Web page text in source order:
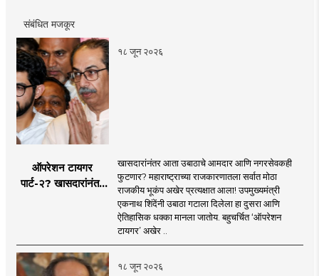
संबंधित मजकूर
१८ जून २०२६
ऑपरेशन टायगर
पार्ट-२? खासदारांनंतर
खासदारांनंतर आता उबाठाचे आमदार आणि नगरसेवकही
फुटणार? महाराष्ट्राच्या राजकारणातला सर्वात मोठा
राजकीय भूकंप अखेर प्रत्यक्षात आला! उपमुख्यमंत्री
एकनाथ शिंदेंनी उबाठा गटाला दिलेला हा दुसरा आणि
ऐतिहासिक धक्का मानला जातोय. बहुचर्चित ‘ऑपरेशन
टायगर’ अखेर ..
१८ जून २०२६